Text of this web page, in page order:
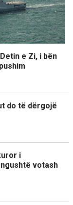
e Zi, i bën
do të dërgojë
i
votash